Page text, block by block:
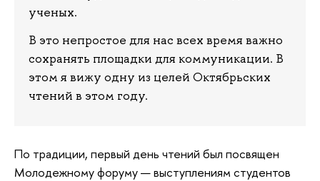
ученых.
В это непростое для нас всех время важно
сохранять площадки для коммуникации. В
этом я вижу одну из целей Октябрьских
чтений в этом году.
По традиции, первый день чтений был посвящен
Молодежному форуму — выступлениям студентов